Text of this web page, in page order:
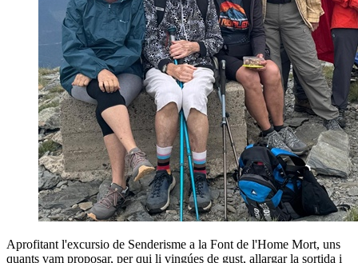
Aprofitant l'excursio de Senderisme a la Font de l'Home Mort, uns
quants vam proposar, per qui li vingúes de gust, allargar la sortida i